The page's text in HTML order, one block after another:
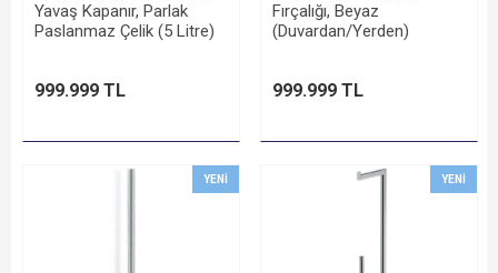
Yavaş Kapanır, Parlak
Paslanmaz Çelik (5 Litre)
999.999 TL
Fırçalığı, Beyaz
(Duvardan/Yerden)
999.999 TL
YENI YENI